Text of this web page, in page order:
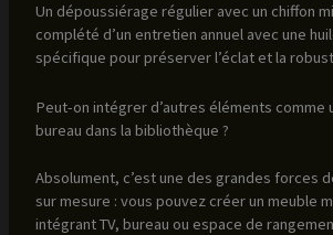
Un dépoussiérage régulier avec un chiffon
complété d’un entretien annuel avec une
spécifique pour préserver l’éclat et la
Peut-on intégrer d’autres éléments comme
bureau dans la bibliothèque ?
Absolument, c’est une des grandes forces
sur mesure : vous pouvez créer un meuble
intégrant TV, bureau ou espace de